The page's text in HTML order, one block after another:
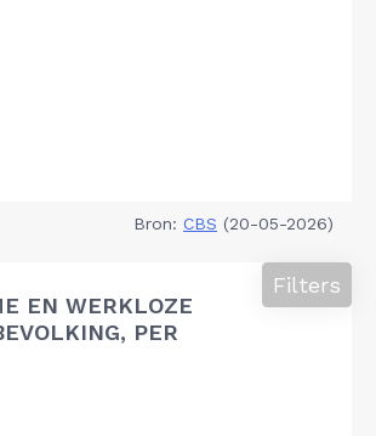
Bron: CBS (20-05-2026)
EN WERKLOZE
PER
Filters